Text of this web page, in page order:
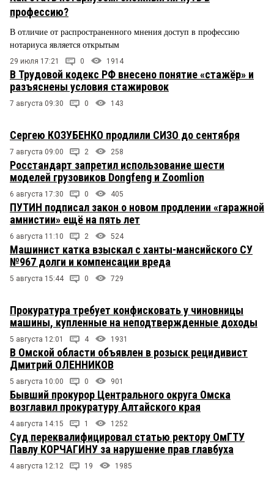
профессию?
В отличие от распространенного мнения доступ в профессию
нотариуса является открытым
29 июля 17:21 0 1914
В Трудовой кодекс РФ внесено понятие «стажёр» и
разъяснены условия стажировок
7 августа 09:30 0 143
Сергею КОЗУБЕНКО продлили СИЗО до сентября
7 августа 09:00 2 258
Росстандарт запретил использование шести
моделей грузовиков Dongfeng и Zoomlion
6 августа 17:30 0 405
ПУТИН подписал закон о новом продлении «гаражной
амнистии» ещё на пять лет
6 августа 11:10 2 524
Машинист катка взыскал с ханты-мансийского СУ
№967 долги и компенсации вреда
5 августа 15:44 0 729
Прокуратура требует конфисковать у чиновницы
машины, купленные на неподтвержденные доходы
5 августа 12:01 4 1931
В Омской области объявлен в розыск рецидивист
Дмитрий ОЛЕННИКОВ
5 августа 10:00 0 901
Бывший прокурор Центрального округа Омска
возглавил прокуратуру Алтайского края
4 августа 14:15 1 1252
Суд переквалифицировал статью ректору ОмГТУ
Павлу КОРЧАГИНУ за нарушение прав главбуха
4 августа 12:12 19 1985